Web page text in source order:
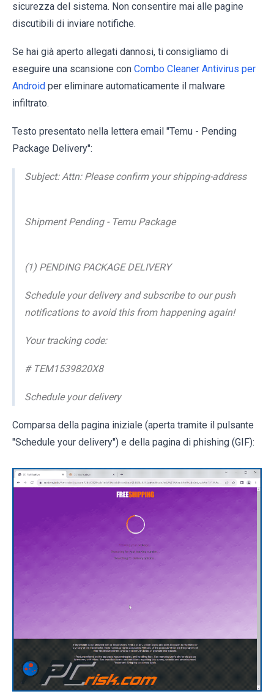
sicurezza del sistema. Non consentire mai alle pagine
discutibili di inviare notifiche.
Se hai già aperto allegati dannosi, ti consigliamo di
eseguire una scansione con Combo Cleaner Antivirus per
Android per eliminare automaticamente il malware
infiltrato.
Testo presentato nella lettera email "Temu - Pending
Package Delivery":
Subject: Attn: Please confirm your shipping-address
Shipment Pending - Temu Package
(1) PENDING PACKAGE DELIVERY
Schedule your delivery and subscribe to our push
notifications to avoid this from happening again!
Your tracking code:
# TEM1539820X8
Schedule your delivery
Comparsa della pagina iniziale (aperta tramite il pulsante
"Schedule your delivery") e della pagina di phishing (GIF):